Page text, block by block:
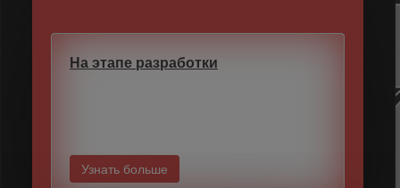
На этапе разработки
Узнать больше